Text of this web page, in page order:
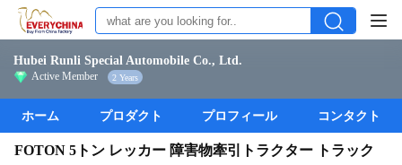
Hubei Runli Special Automobile Co., Ltd.
Active Member 2 Years
ホーム プロダクト プロフィール コンタクト
FOTON 5トン レッカー 障害物牽引トラクター トラック